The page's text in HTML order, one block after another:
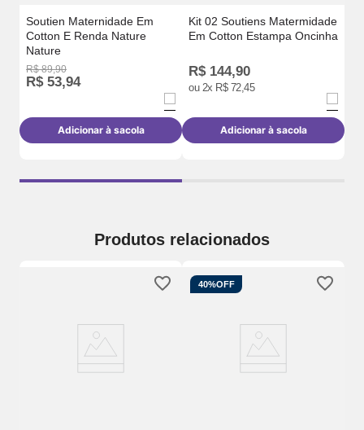
Soutien Maternidade Em
Cotton E Renda Nature
Nature
R$ 89,90
R$ 53,94
Adicionar à sacola
Kit 02 Soutiens Matermidade
Em Cotton Estampa Oncinha
R$ 144,90
ou 2x R$ 72, 45
Adicionar à sacola
Produtos relacionados
40%OFF